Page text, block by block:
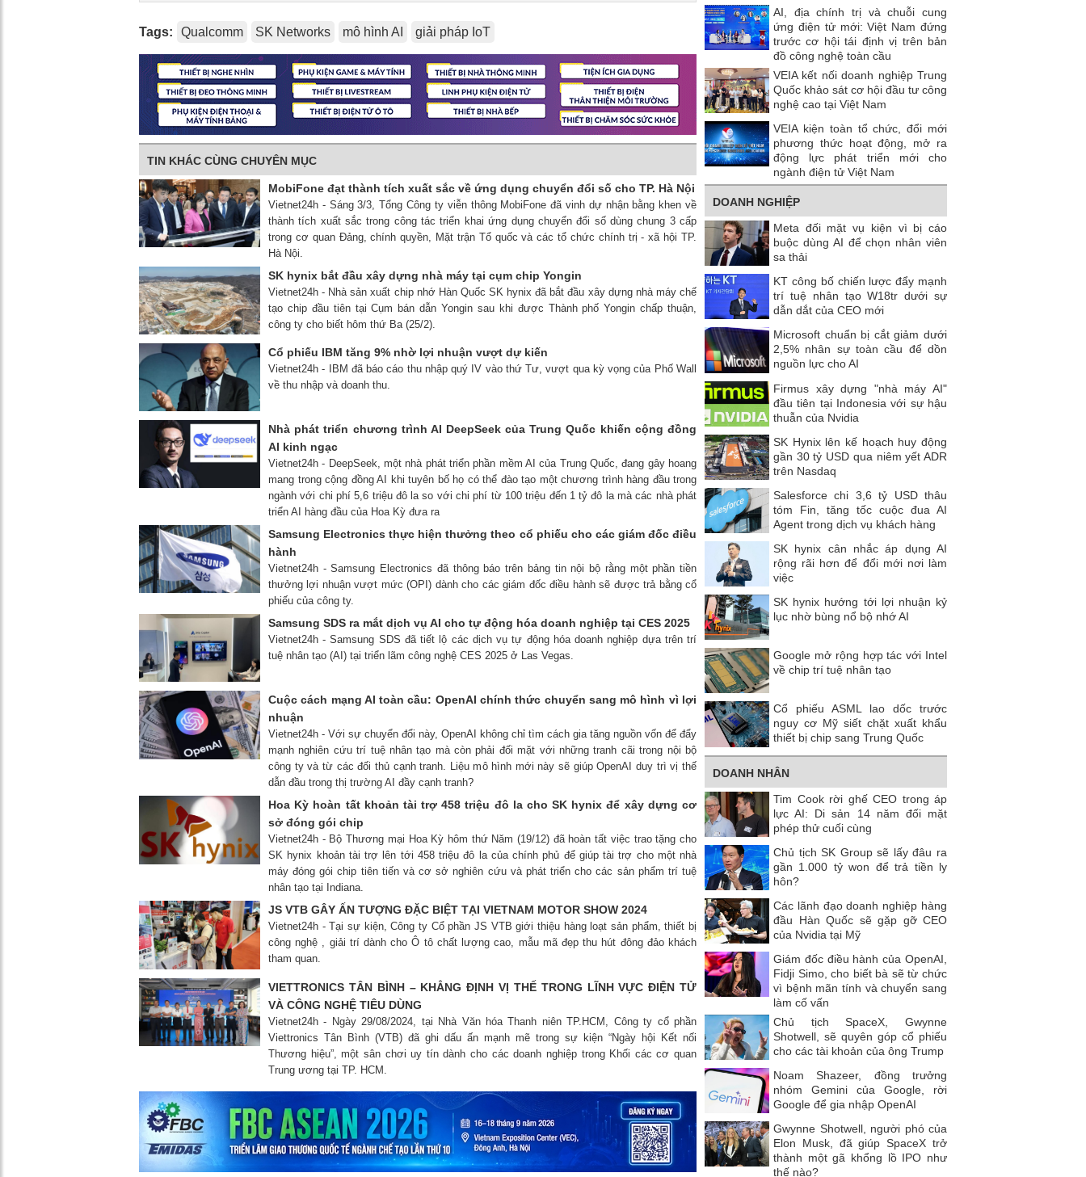
Tags: Qualcomm SK Networks mô hình AI giải pháp IoT
TIN KHÁC CÙNG CHUYÊN MỤC
MobiFone đạt thành tích xuất sắc về ứng dụng chuyển đổi số cho TP. Hà Nội
Vietnet24h - Sáng 3/3, Tổng Công ty viễn thông MobiFone đã vinh dự nhận bằng khen về
thành tích xuất sắc trong công tác triển khai ứng dụng chuyển đổi số dùng chung 3 cấp
trong cơ quan Đảng, chính quyền, Mặt trận Tổ quốc và các tổ chức chính trị - xã hội TP.
Hà Nội.
SK hynix bắt đầu xây dựng nhà máy tại cụm chip Yongin
Vietnet24h - Nhà sản xuất chip nhớ Hàn Quốc SK hynix đã bắt đầu xây dựng nhà máy chế
tạo chip đầu tiên tại Cụm bán dẫn Yongin sau khi được Thành phố Yongin chấp thuận,
công ty cho biết hôm thứ Ba (25/2).
Cổ phiếu IBM tăng 9% nhờ lợi nhuận vượt dự kiến
Vietnet24h - IBM đã báo cáo thu nhập quý IV vào thứ Tư, vượt qua kỳ vọng của Phố Wall
về thu nhập và doanh thu.
Nhà phát triển chương trình AI DeepSeek của Trung Quốc khiến cộng đồng
AI kinh ngạc
Vietnet24h - DeepSeek, một nhà phát triển phần mềm AI của Trung Quốc, đang gây hoang
mang trong cộng đồng AI khi tuyên bố họ có thể đào tạo một chương trình hàng đầu trong
ngành với chi phí 5,6 triệu đô la so với chi phí từ 100 triệu đến 1 tỷ đô la mà các nhà phát
triển AI hàng đầu của Hoa Kỳ đưa ra
Samsung Electronics thực hiện thưởng theo cổ phiếu cho các giám đốc điều
hành
Vietnet24h - Samsung Electronics đã thông báo trên bảng tin nội bộ rằng một phần tiền
thưởng lợi nhuận vượt mức (OPI) dành cho các giám đốc điều hành sẽ được trả bằng cổ
phiếu của công ty.
Samsung SDS ra mắt dịch vụ AI cho tự động hóa doanh nghiệp tại CES 2025
Vietnet24h - Samsung SDS đã tiết lộ các dịch vụ tự động hóa doanh nghiệp dựa trên trí
tuệ nhân tạo (AI) tại triển lãm công nghệ CES 2025 ở Las Vegas.
Cuộc cách mạng AI toàn cầu: OpenAI chính thức chuyển sang mô hình vì lợi
nhuận
Vietnet24h - Với sự chuyển đổi này, OpenAI không chỉ tìm cách gia tăng nguồn vốn để đẩy
mạnh nghiên cứu trí tuệ nhân tạo mà còn phải đối mặt với những tranh cãi trong nội bộ
công ty và từ các đối thủ cạnh tranh. Liệu mô hình mới này sẽ giúp OpenAI duy trì vị thế
dẫn đầu trong thị trường AI đầy cạnh tranh?
Hoa Kỳ hoàn tất khoản tài trợ 458 triệu đô la cho SK hynix để xây dựng cơ
sở đóng gói chip
Vietnet24h - Bộ Thương mại Hoa Kỳ hôm thứ Năm (19/12) đã hoàn tất việc trao tặng cho
SK hynix khoản tài trợ lên tới 458 triệu đô la của chính phủ để giúp tài trợ cho một nhà
máy đóng gói chip tiên tiến và cơ sở nghiên cứu và phát triển cho các sản phẩm trí tuệ
nhân tạo tại Indiana.
JS VTB GÂY ẤN TƯỢNG ĐẶC BIỆT TẠI VIETNAM MOTOR SHOW 2024
Vietnet24h - Tại sự kiện, Công ty Cổ phần JS VTB giới thiệu hàng loạt sản phẩm, thiết bị
công nghệ , giải trí dành cho Ô tô chất lượng cao, mẫu mã đẹp thu hút đông đảo khách
tham quan.
VIETTRONICS TÂN BÌNH – KHẲNG ĐỊNH VỊ THẾ TRONG LĨNH VỰC ĐIỆN TỬ
VÀ CÔNG NGHỆ TIÊU DÙNG
Vietnet24h - Ngày 29/08/2024, tại Nhà Văn hóa Thanh niên TP.HCM, Công ty cổ phần
Viettronics Tân Bình (VTB) đã ghi dấu ấn mạnh mẽ trong sự kiện “Ngày hội Kết nối
Thương hiệu”, một sân chơi uy tín dành cho các doanh nghiệp trong Khối các cơ quan
Trung ương tại TP. HCM.
AI, địa chính trị và chuỗi cung
ứng điện tử mới: Việt Nam đứng
trước cơ hội tái định vị trên bản
đồ công nghệ toàn cầu
VEIA kết nối doanh nghiệp Trung
Quốc khảo sát cơ hội đầu tư công
nghệ cao tại Việt Nam
VEIA kiện toàn tổ chức, đổi mới
phương thức hoạt động, mở ra
động lực phát triển mới cho
ngành điện tử Việt Nam
DOANH NGHIỆP
Meta đối mặt vụ kiện vì bị cáo
buộc dùng AI để chọn nhân viên
sa thải
KT công bố chiến lược đẩy mạnh
trí tuệ nhân tạo W18tr dưới sự
dẫn dắt của CEO mới
Microsoft chuẩn bị cắt giảm dưới
2,5% nhân sự toàn cầu để dồn
nguồn lực cho AI
Firmus xây dựng "nhà máy AI"
đầu tiên tại Indonesia với sự hậu
thuẫn của Nvidia
SK Hynix lên kế hoạch huy động
gần 30 tỷ USD qua niêm yết ADR
trên Nasdaq
Salesforce chi 3,6 tỷ USD thâu
tóm Fin, tăng tốc cuộc đua AI
Agent trong dịch vụ khách hàng
SK hynix cân nhắc áp dụng AI
rộng rãi hơn để đổi mới nơi làm
việc
SK hynix hướng tới lợi nhuận kỷ
lục nhờ bùng nổ bộ nhớ AI
Google mở rộng hợp tác với Intel
về chip trí tuệ nhân tạo
Cổ phiếu ASML lao dốc trước
nguy cơ Mỹ siết chặt xuất khẩu
thiết bị chip sang Trung Quốc
DOANH NHÂN
Tim Cook rời ghế CEO trong áp
lực AI: Di sản 14 năm đối mặt
phép thử cuối cùng
Chủ tịch SK Group sẽ lấy đâu ra
gần 1.000 tỷ won để trả tiền ly
hôn?
Các lãnh đạo doanh nghiệp hàng
đầu Hàn Quốc sẽ gặp gỡ CEO
của Nvidia tại Mỹ
Giám đốc điều hành của OpenAI,
Fidji Simo, cho biết bà sẽ từ chức
vì bệnh mãn tính và chuyển sang
làm cố vấn
Chủ tịch SpaceX, Gwynne
Shotwell, sẽ quyên góp cổ phiếu
cho các tài khoản của ông Trump
Noam Shazeer, đồng trưởng
nhóm Gemini của Google, rời
Google để gia nhập OpenAI
Gwynne Shotwell, người phó của
Elon Musk, đã giúp SpaceX trở
thành một gã khổng lồ IPO như
thế nào?